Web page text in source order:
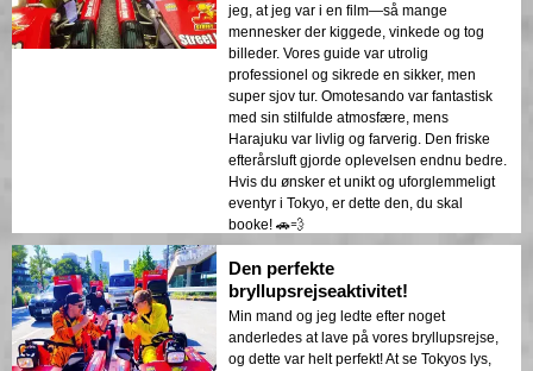
jeg, at jeg var i en film—så mange
mennesker der kiggede, vinkede og tog
billeder. Vores guide var utrolig
professionel og sikrede en sikker, men
super sjov tur. Omotesando var fantastisk
med sin stilfulde atmosfære, mens
Harajuku var livlig og farverig. Den friske
efterårsluft gjorde oplevelsen endnu bedre.
Hvis du ønsker et unikt og uforglemmeligt
eventyr i Tokyo, er dette den, du skal
booke! 🚗💨
Den perfekte
bryllupsrejseaktivitet!
Min mand og jeg ledte efter noget
anderledes at lave på vores bryllupsrejse,
og dette var helt perfekt! At se Tokyos lys,